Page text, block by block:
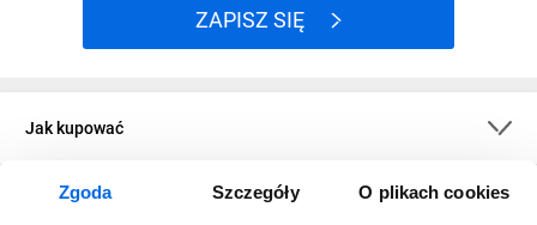
Zgoda Szczegóły O plikach cookies
ZAPISZ SIĘ
Jak kupować
O firmie